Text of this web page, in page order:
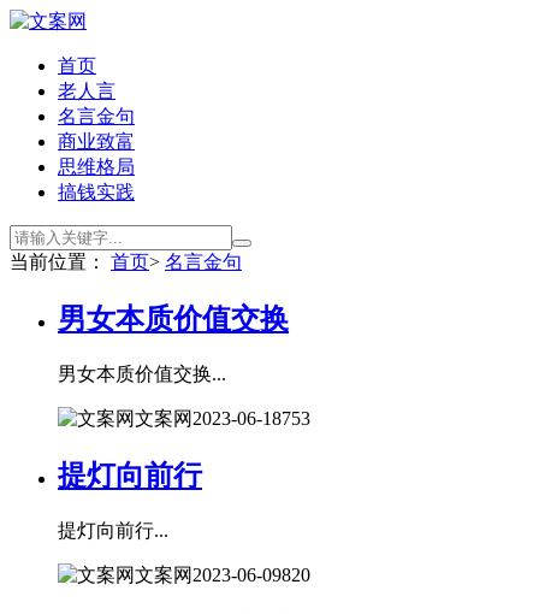
首页
老人言
名言金句
商业致富
思维格局
搞钱实践
当前位置： 首页> 名言金句
男女本质价值交换
男女本质价值交换...
文案网 2023-06-18753
提灯向前行
提灯向前行...
文案网 2023-06-09820